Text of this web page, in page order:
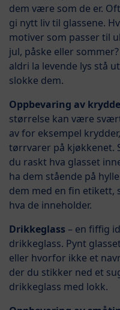
dem være som de er.
gi nytt liv til glassene.
motiver som passer til
jul, påske eller
aldri la levende lys stå
slokke dem.
Oppbevaring av
størrelse kan være
av for eksempel
tørrvarer på kjøkkenet.
du raskt hva glasset
ha dem stående på
dem med en fin etikett,
hva de inneholder.
Drikkeglass – en fiffig
drikkeglass. Pynt
eller hvorfor ikke et
der du stikker ned et
drikkeglass med lokk.